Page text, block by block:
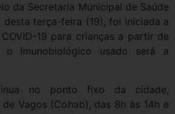
da Secretaria Municipal de Saúde
terça-feira (19), foi iniciada a
19 para crianças a partir de
imunobiológico usado será a
no ponto fixo da cidade,
Vagos (Cohab), das 8h às 14h e